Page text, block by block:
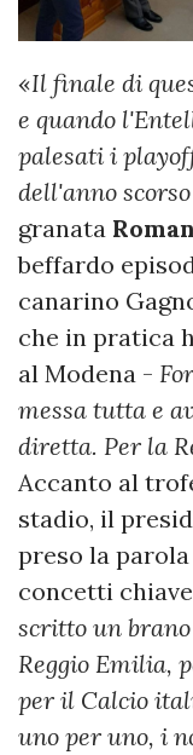
«Il finale di
e quando
palesati i
dell'anno scorso
granata
beffardo
canarino
che in pratica
al Modena -
messa tutta e
diretta. Per la
Accanto al
stadio, il
preso la
concetti
scritto un
Reggio Emilia,
per il Calcio
uno per uno, i